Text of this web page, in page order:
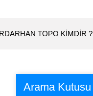
TOPO KIMDIR ?
Arama Kutusu